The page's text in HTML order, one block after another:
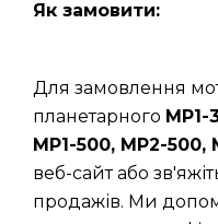
Як замовити:
Для замовлення
планетарного МР1-
МР1-500, МР2-500,
веб-сайт або
продажів. Ми